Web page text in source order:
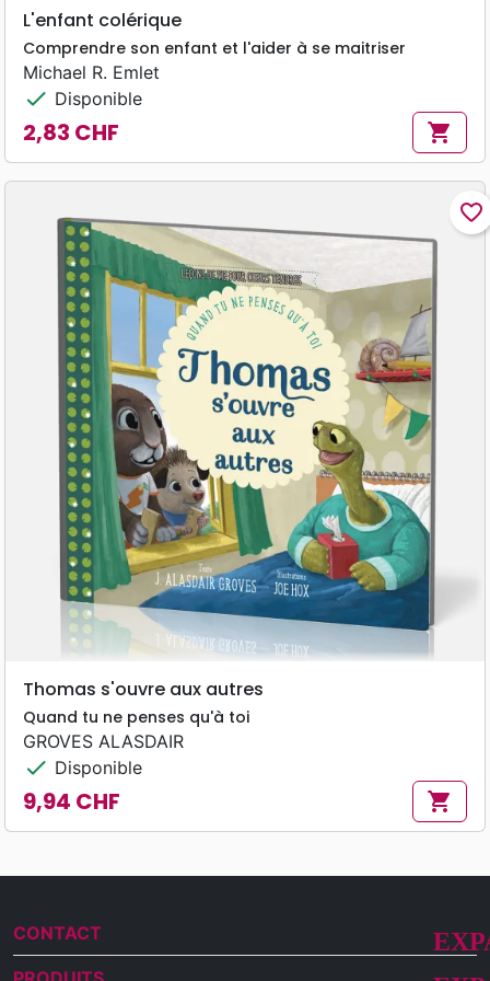
L'enfant colérique
Comprendre son enfant et l'aider à se maitriser
Michael R. Emlet
check Disponible
Prix
2,83 CHF shopping_cart
favorite_border
Thomas s'ouvre aux autres
Quand tu ne penses qu'à toi
GROVES ALASDAIR
check Disponible
Prix
9,94 CHF shopping_cart
CONTACT